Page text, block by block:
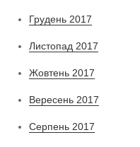
Грудень 2017
Листопад 2017
Жовтень 2017
Вересень 2017
Серпень 2017